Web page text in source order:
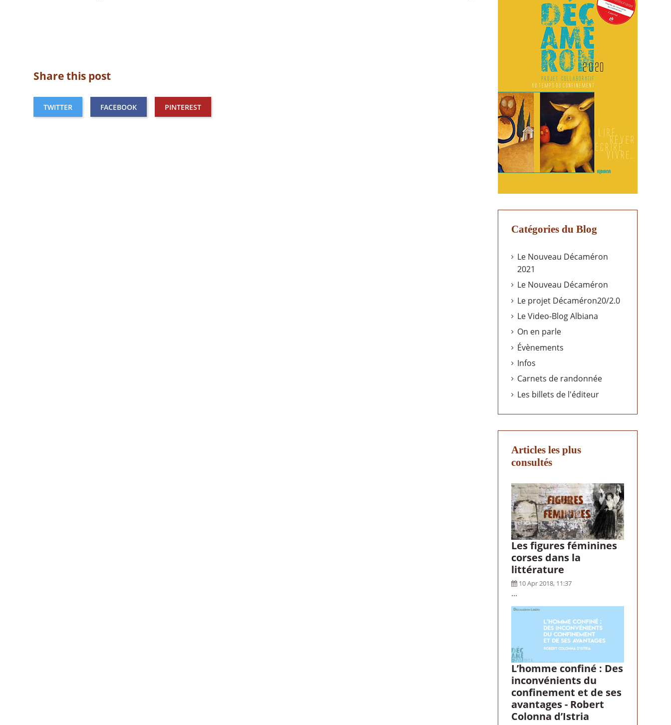
Share this post
TWITTER FACEBOOK PINTEREST
Catégories du Blog
Le Nouveau Décaméron
2021
Le Nouveau Décaméron
Le projet Décaméron20/2.0
Le Video-Blog Albiana
On en parle
Évènements
Infos
Carnets de randonnée
Les billets de l'éditeur
Articles les plus
consultés
Les figures féminines
corses dans la
littérature
10 Apr 2018, 11:37
...
L’homme confiné : Des
inconvénients du
confinement et de ses
avantages - Robert
Colonna d’Istria